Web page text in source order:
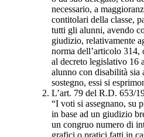
necessario, a
contitolari della classe,
tutti gli alunni, avendo
giudizio, relativamente
norma dell’articolo 314,
al decreto legislativo 16
alunno con disabilità sia
sostegno, essi si
L’art. 79 del R.D. 653/
“I voti si assegnano, su
in base ad un giudizio
un congruo numero di
grafici o pratici fatti in